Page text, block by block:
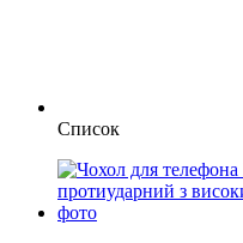
Список